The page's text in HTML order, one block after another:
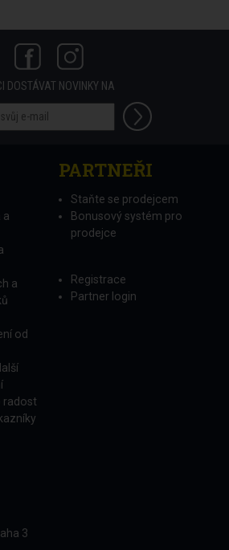
DOSTÁVAT NOVINKY NA
a
a
od
radost
PARTNEŘI
Staňte se prodejcem
Bonusový systém pro
prodejce
Registrace
Partner login
3